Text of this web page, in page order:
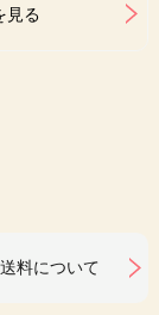
見る
料について